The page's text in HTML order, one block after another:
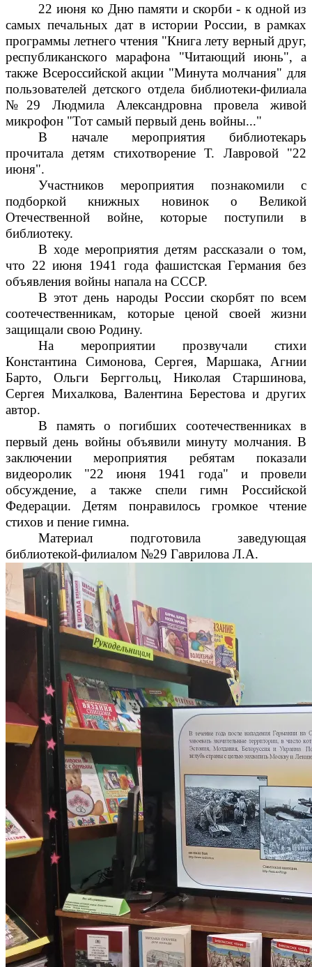
22 июня ко Дню памяти и скорби - к одной из
самых печальных дат в истории России, в рамках
программы летнего чтения "Книга лету верный друг,
республиканского марафона "Читающий июнь", а
также Всероссийской акции "Минута молчания" для
пользователей детского отдела библиотеки-филиала
№29 Людмила Александровна провела живой
микрофон "Тот самый первый день войны..."
В начале мероприятия библиотекарь
прочитала детям стихотворение Т. Лавровой "22
июня".
Участников мероприятия познакомили с
подборкой книжных новинок о Великой
Отечественной войне, которые поступили в
библиотеку.
В ходе мероприятия детям рассказали о том,
что 22 июня 1941 года фашистская Германия без
объявления войны напала на СССР.
В этот день народы России скорбят по всем
соотечественникам, которые ценой своей жизни
защищали свою Родину.
На мероприятии прозвучали стихи
Константина Симонова, Сергея, Маршака, Агнии
Барто, Ольги Берггольц, Николая Старшинова,
Сергея Михалкова, Валентина Берестова и других
автор.
В память о погибших соотечественниках в
первый день войны объявили минуту молчания. В
заключении мероприятия ребятам показали
видеоролик "22 июня 1941 года" и провели
обсуждение, а также спели гимн Российской
Федерации. Детям понравилось громкое чтение
стихов и пение гимна.
Материал подготовила заведующая
библиотекой-филиалом №29 Гаврилова Л.А.